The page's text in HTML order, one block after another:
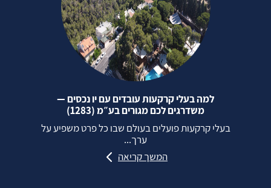
למה בעלי קרקעות עובדים עם יו נכסים —
משדרגים לכם מגורים בע״מ (1283)
בעלי קרקעות פועלים בעולם שבו כל פרט משפיע על
ערך...
המשך קריאה